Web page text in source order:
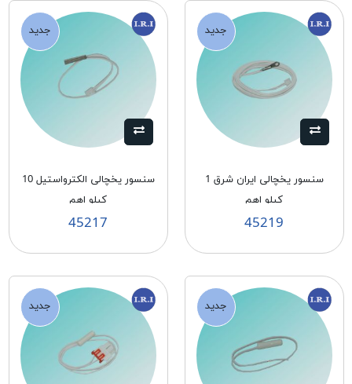
جدید
سنسور يخچالی ايران شرق 1
كيلو اهم
45219
جدید
سنسور يخچالی الكترواستيل 10
كيلو اهم
45217
جدید جدید